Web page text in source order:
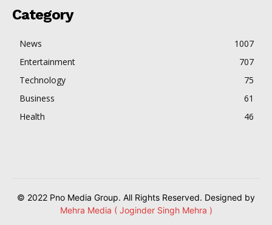
Category
News
1007
Entertainment
707
Technology
75
Business
61
Health
46
© 2022 Pno Media Group. All Rights Reserved. Designed by
Mehra Media ( Joginder Singh Mehra )